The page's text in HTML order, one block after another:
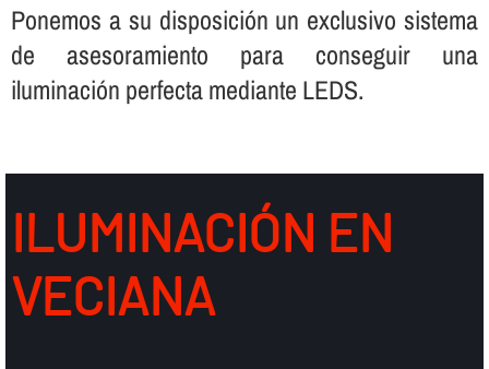
Ponemos a su disposición un exclusivo sistema
de asesoramiento para conseguir una
iluminación perfecta mediante LEDS.
ILUMINACIÓN EN
VECIANA